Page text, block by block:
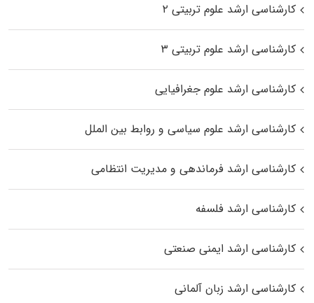
کارشناسی ارشد علوم تربیتی ۲
کارشناسی ارشد علوم تربیتی ۳
کارشناسی ارشد علوم جغرافیایی
کارشناسی ارشد علوم سیاسی و روابط بین الملل
کارشناسی ارشد فرماندهی و مدیریت انتظامی
کارشناسی ارشد فلسفه
کارشناسی ارشد ایمنی صنعتی
کارشناسی ارشد زبان آلمانی